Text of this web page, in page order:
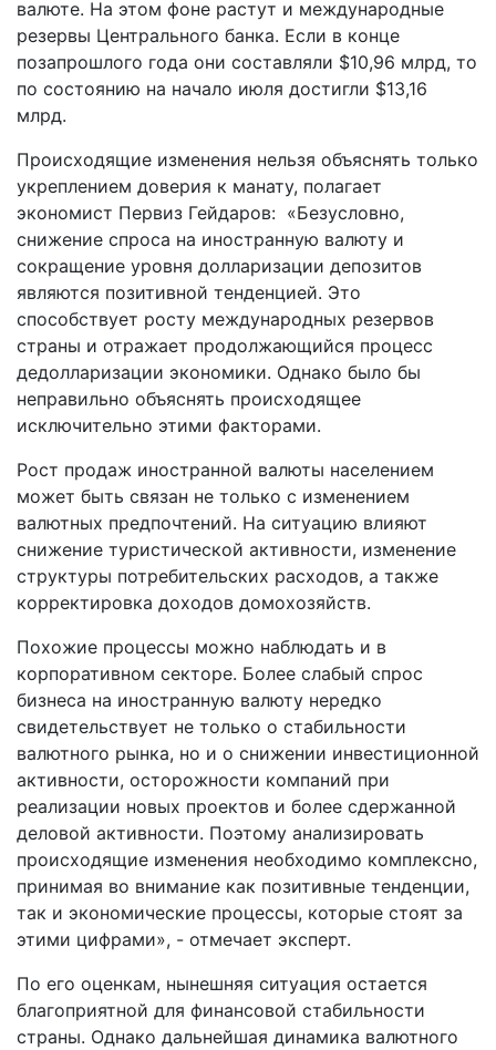
валюте. На этом фоне растут и международные
резервы Центрального банка. Если в конце
позапрошлого года они составляли $10,96 млрд, то
по состоянию на начало июля достигли $13,16
млрд.
Происходящие изменения нельзя объяснять только
укреплением доверия к манату, полагает
экономист Первиз Гейдаров: «Безусловно,
снижение спроса на иностранную валюту и
сокращение уровня долларизации депозитов
являются позитивной тенденцией. Это
способствует росту международных резервов
страны и отражает продолжающийся процесс
дедолларизации экономики. Однако было бы
неправильно объяснять происходящее
исключительно этими факторами.
Рост продаж иностранной валюты населением
может быть связан не только с изменением
валютных предпочтений. На ситуацию влияют
снижение туристической активности, изменение
структуры потребительских расходов, а также
корректировка доходов домохозяйств.
Похожие процессы можно наблюдать и в
корпоративном секторе. Более слабый спрос
бизнеса на иностранную валюту нередко
свидетельствует не только о стабильности
валютного рынка, но и о снижении инвестиционной
активности, осторожности компаний при
реализации новых проектов и более сдержанной
деловой активности. Поэтому анализировать
происходящие изменения необходимо комплексно,
принимая во внимание как позитивные тенденции,
так и экономические процессы, которые стоят за
этими цифрами», - отмечает эксперт.
По его оценкам, нынешняя ситуация остается
благоприятной для финансовой стабильности
страны. Однако дальнейшая динамика валютного